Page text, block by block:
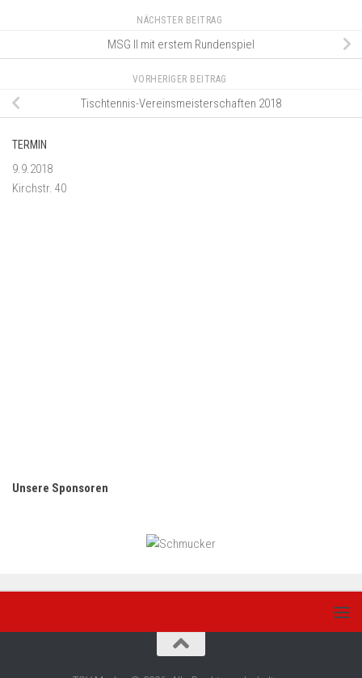
NÄCHSTER BEITRAG
MSG II mit erstem Rundenspiel
VORHERIGER BEITRAG
Tischtennis-Vereinsmeisterschaften 2018
TERMIN
9.9.2018
Kirchstr. 40
Unsere Sponsoren